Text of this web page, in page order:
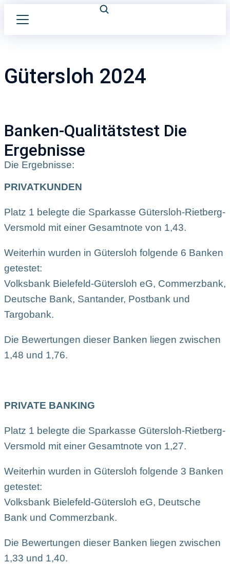
Gütersloh 2024
Banken-Qualitätstest Die
Ergebnisse
Die Ergebnisse:
PRIVATKUNDEN
Platz 1 belegte die Sparkasse Gütersloh-Rietberg-
Versmold mit einer Gesamtnote von 1,43.
Weiterhin wurden in Gütersloh folgende 6 Banken
getestet:
Volksbank Bielefeld-Gütersloh eG, Commerzbank,
Deutsche Bank, Santander, Postbank und
Targobank.
Die Bewertungen dieser Banken liegen zwischen
1,48 und 1,76.
PRIVATE BANKING
Platz 1 belegte die Sparkasse Gütersloh-Rietberg-
Versmold mit einer Gesamtnote von 1,27.
Weiterhin wurden in Gütersloh folgende 3 Banken
getestet:
Volksbank Bielefeld-Gütersloh eG, Deutsche
Bank und Commerzbank.
Die Bewertungen dieser Banken liegen zwischen
1,33 und 1,40.